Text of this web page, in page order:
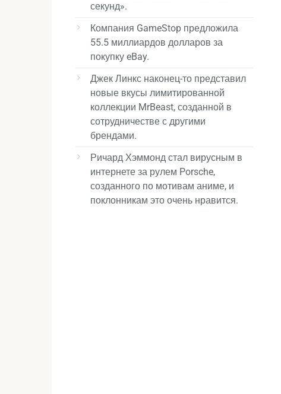
секунд».
Компания GameStop предложила
55.5 миллиардов долларов за
покупку eBay.
Джек Линкс наконец-то представил
новые вкусы лимитированной
коллекции MrBeast, созданной в
сотрудничестве с другими
брендами.
Ричард Хэммонд стал вирусным в
интернете за рулем Porsche,
созданного по мотивам аниме, и
поклонникам это очень нравится.